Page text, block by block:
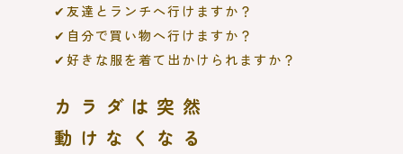
✔友達とランチへ行けますか？
✔自分で買い物へ行けますか？
✔好きな服を着て出かけられますか？
カラダは突然
動けなくなる